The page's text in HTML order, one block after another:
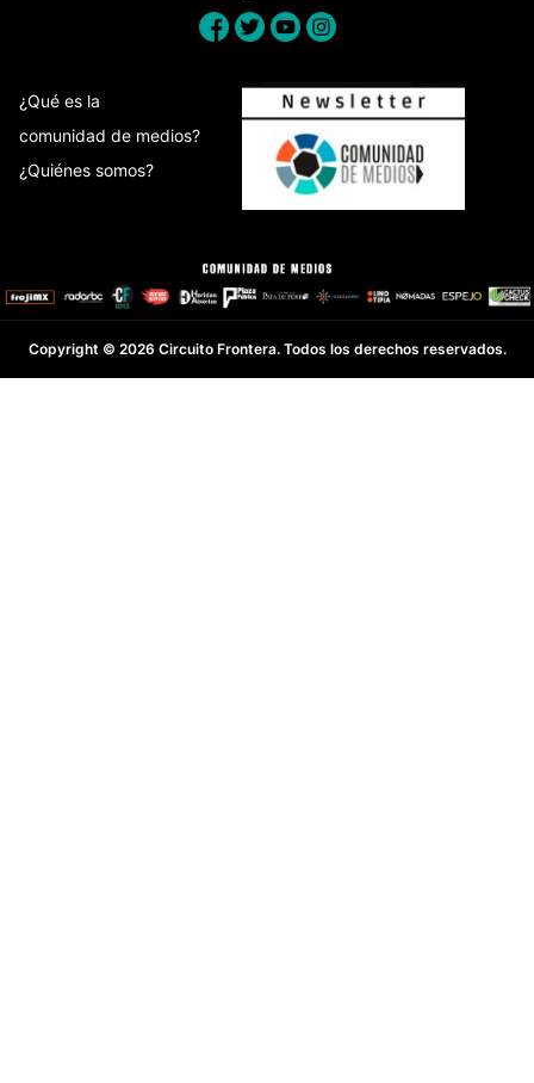
¿Qué es la
comunidad de medios?
¿Quiénes somos?
Copyright © 2026 Circuito Frontera. Todos los derechos reservados.